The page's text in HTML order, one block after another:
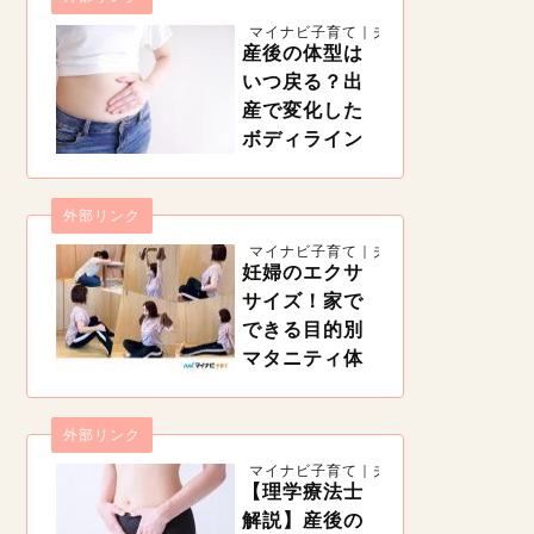
授乳中、手首に走る激痛、それは「腱鞘炎」かも
しれません。妊娠中や産後は、実は腱鞘炎になり
やすい時期。痛みを治すには安静が必要ですが、
産後は授乳や抱っこなどで安静にすることは難し
いもの。産後の腱鞘炎の治療や予防法などを紹介
します。
マイナビ子育て｜夫婦一緒に子育て
産後の体型は
いつ戻る？出
産で変化した
ボディライン
https://woman.mynavi.jp/kosodate/articles/11428
出産という大仕事を終えた体は、体型も変化して
しまいます。ある程度覚悟はしていても、ボディ
ラインが崩れてしまうのは辛いですね。そこで産
後の体型はいつ戻るのか、戻すためにどんなこと
をすればいいのかまとめました。
マイナビ子育て｜夫婦一緒に子育て
外部リンク
妊婦のエクサ
サイズ！家で
できる目的別
マタニティ体
https://woman.mynavi.jp/kosodate/articles/12263
妊娠中は無理のない範囲で体を動かすことが大切
です。でも、天候などの関係で外になかなか出ら
れない時期もあるでしょう。そんな時は妊婦でも
マイナビ子育て｜夫婦一緒に子育て
外部リンク
【理学療法士
解説】産後の